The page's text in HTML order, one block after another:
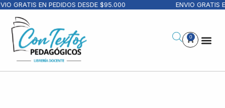
GRATIS EN PEDIDOS DESDE $95.000 ENVIO GRATIS
0